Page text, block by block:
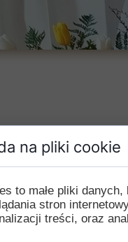
Wspólnoty
radości i
się najpełniej w
na pliki cookie
to małe pliki
stron
treści, oraz